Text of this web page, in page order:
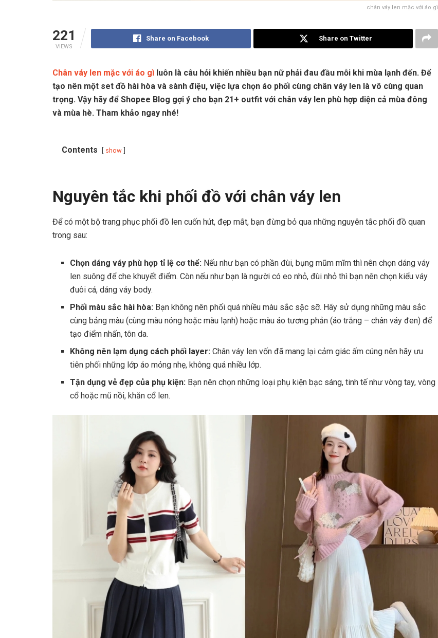
chân váy len mặc với áo gì
221
VIEWS
Share on Facebook Share on Twitter
Chân váy len mặc với áo gì luôn là câu hỏi khiến nhiều bạn nữ phải đau đầu mỗi khi mùa lạnh đến. Để
tạo nên một set đồ hài hòa và sành điệu, việc lựa chọn áo phối cùng chân váy len là vô cùng quan
trọng. Vậy hãy để Shopee Blog gợi ý cho bạn 21+ outfit với chân váy len phù hợp diện cả mùa đông
và mùa hè. Tham khảo ngay nhé!
Contents show
Nguyên tắc khi phối đồ với chân váy len
Để có một bộ trang phục phối đồ len cuốn hút, đẹp mắt, bạn đừng bỏ qua những nguyên tắc phối đồ quan
trong sau:
Chọn dáng váy phù hợp tỉ lệ cơ thể: Nếu như bạn có phần đùi, bụng mũm mĩm thì nên chọn dáng váy
len suông để che khuyết điểm. Còn nếu như bạn là người có eo nhỏ, đùi nhỏ thì bạn nên chọn kiểu váy
đuôi cá, dáng váy body.
Phối màu sắc hài hòa: Bạn không nên phối quá nhiều màu sắc sặc sỡ. Hãy sử dụng những màu sắc
cùng bảng màu (cùng màu nóng hoặc màu lạnh) hoặc màu áo tương phản (áo trắng – chân váy đen) để
tạo điểm nhấn, tôn da.
Không nên lạm dụng cách phối layer:Chân váy len vốn đã mang lại cảm giác ấm cúng nên hãy ưu
tiên phối những lớp áo mỏng nhẹ, không quá nhiều lớp.
Tận dụng vẻ đẹp của phụ kiện: Bạn nên chọn những loại phụ kiện bạc sáng, tinh tế như vòng tay, vòng
cổ hoặc mũ nồi, khăn cổ len.